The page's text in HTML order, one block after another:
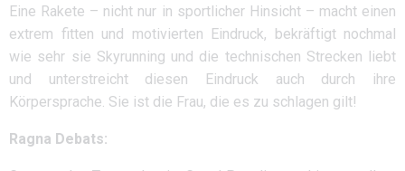
Eine Rakete – nicht nur in sportlicher Hinsicht – macht einen
extrem fitten und motivierten Eindruck, bekräftigt nochmal
wie sehr sie Skyrunning und die technischen Strecken liebt
und unterstreicht diesen Eindruck auch durch ihre
Körpersprache. Sie ist die Frau, die es zu schlagen gilt!
Ragna Debats: